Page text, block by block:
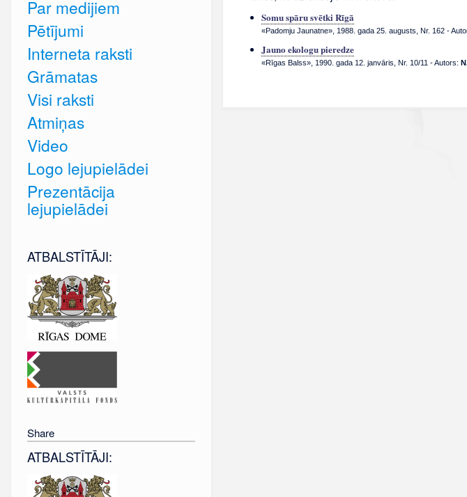
Somu spāru svētki Rīgā
«Padomju Jaunatne», 1988. gada 25. augusts, Nr. 162-
Jauno ekologu pieredze
«Rīgas Balss», 1990. gada 12. janvāris, Nr. 10/11 - Autors:
Par medijiem
Pētījumi
Interneta raksti
Grāmatas
Visi raksti
Atmiņas
Video
Logo lejupielādei
Prezentācija
lejupielādei
ATBALSTĪTĀJI:
Share
ATBALSTĪTĀJI: